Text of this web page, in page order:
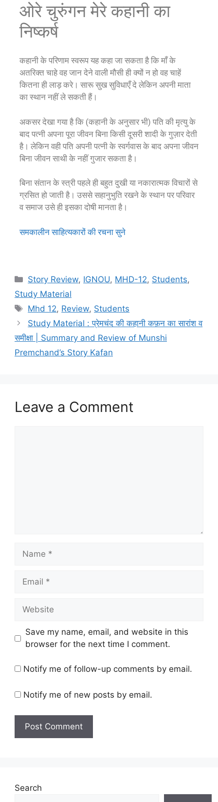
ओरे चुरुंगन मेरे कहानी का
निष्कर्ष
कहानी के परिणाम स्वरूप यह कहा जा सकता है कि माँ के
अतरिक्त चाहे वह जान देने वाली मौसी ही क्यों न हो वह चाहें
कितना ही लाड़ करे। सारू सुख सुविधाएँ दे लेकिन अपनी माता
का स्थान नहीं ले सकती हैं।
अकसर देखा गया है कि (कहानी के अनुसार भी) पति की मृत्यु के
बाद पत्नी अपना पूरा जीवन बिना किसी दूसरी शादी के गुज़ार देती
है। लेकिन वही पति अपनी पत्नी के स्वर्गवास के बाद अपना जीवन
बिना जीवन साथी के नहीं गुजार सकता है।
बिना संतान के स्त्री पहले ही बहुत दुखी या नकारात्मक विचारों से
ग्रसित हो जाती है। उससे सहानुभुति रखने के स्थान पर परिवार
व समाज उसे ही इसका दोषी मानता है।
समकालीन साहित्यकारों की रचना सुने
Story Review, IGNOU, MHD-12, Students,
Study Material
Mhd 12, Review, Students
Study Material : प्रेमचंद की कहानी कफ़न का सारांश व
समीक्षा | Summary and Review of Munshi
Premchand’s Story Kafan
Leave a Comment
Save my name, email, and website in this
browser for the next time I comment.
Notify me of follow-up comments by email.
Notify me of new posts by email.
Search